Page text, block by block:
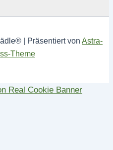
| Präsentiert von Astra-
Theme
Real Cookie Banner